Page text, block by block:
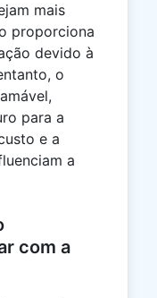
mais
proporciona
devido à
o
para a
e a
a
com a